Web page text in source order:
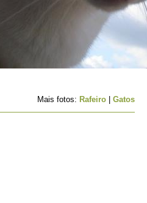
Mais fotos: Rafeiro Gatos